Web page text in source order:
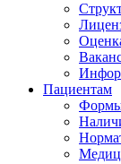
Пациентам
Формы